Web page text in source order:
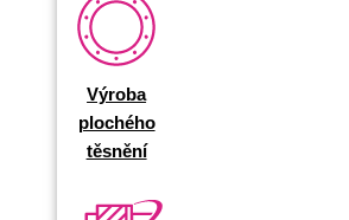
Výroba
plochého
těsnění